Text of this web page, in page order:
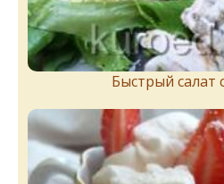
Быстрый салат